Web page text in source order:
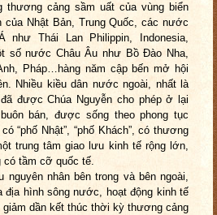
thương cảng sầm uất của vùng biển
của Nhật Bản, Trung Quốc, các nước
như Thái Lan Philippin, Indonesia,
số nước Châu Âu như Bồ Đào Nha,
Pháp…hàng năm cập bến mở hội
Nhiều kiều dân nước ngoài, nhất là
được Chúa Nguyễn cho phép ở lại
bán, được sống theo phong tục
“phố Nhật”, “phố Khách”, có thương
trung tâm giao lưu kinh tế rộng lớn,
tầm cỡ quốc tế.
nguyên nhân bên trong và bên ngoài,
địa hình sông nước, hoạt động kinh tế
giảm dần kết thúc thời kỳ thương cảng